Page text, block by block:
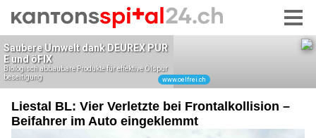
Liestal BL: Vier Verletzte bei Frontalkollision –
Beifahrer im Auto eingeklemmt